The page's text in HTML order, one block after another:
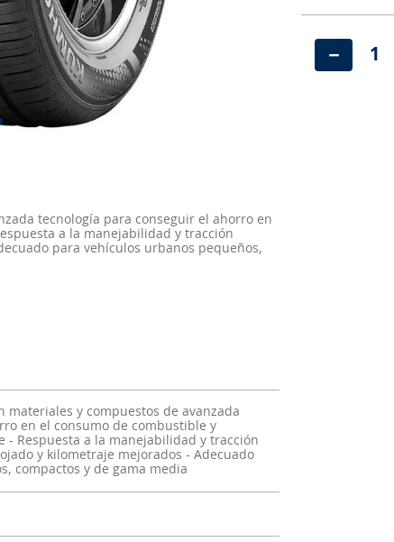
tecnología para conseguir el ahorro en
a la manejabilidad y tracción
para vehículos urbanos pequeños,
materiales y compuestos de avanzada
en el consumo de combustible y
- Respuesta a la manejabilidad y tracción
y kilometraje mejorados - Adecuado
compactos y de gama media
－